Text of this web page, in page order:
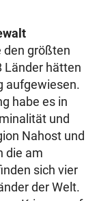
den größten
Länder hätten
aufgewiesen.
habe es in
und
Nahost und
die am
sich vier
der Welt.